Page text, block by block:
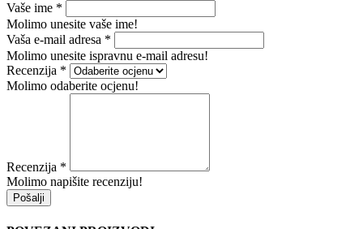
Vaše ime *
Molimo unesite vaše ime!
Vaša e-mail adresa *
Molimo unesite ispravnu e-mail adresu!
Recenzija *
Molimo odaberite ocjenu!
Recenzija *
Molimo napišite recenziju!
Pošalji